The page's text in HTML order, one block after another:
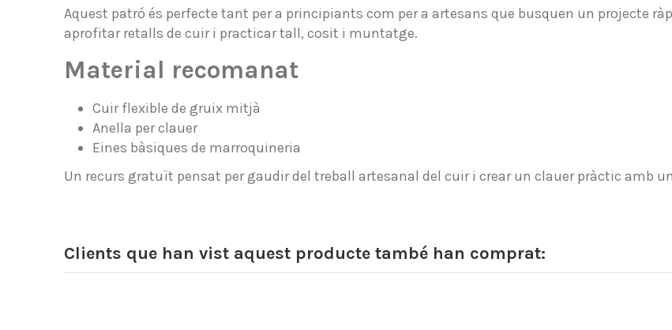
Aquest patró és perfecte tant per a principiants com per a artesans que busquen un projecte
aprofitar retalls de cuir i practicar tall, cosit i muntatge.
Material recomanat
Cuir flexible de gruix mitjà
Anella per clauer
Eines bàsiques de marroquineria
Un recurs gratuït pensat per gaudir del treball artesanal del cuir i crear un clauer pràctic amb
Clients que han vist aquest producte també han comprat: